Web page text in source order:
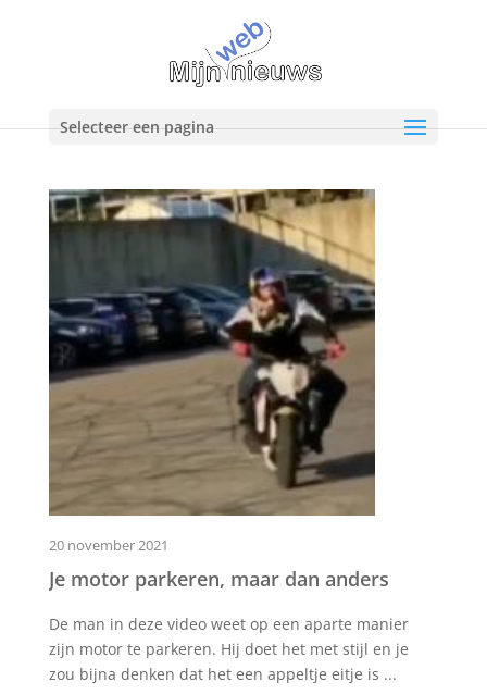
Selecteer een pagina
20 november 2021
Je motor parkeren, maar dan anders
De man in deze video weet op een aparte manier
zijn motor te parkeren. Hij doet het met stijl en je
zou bijna denken dat het een appeltje eitje is ...